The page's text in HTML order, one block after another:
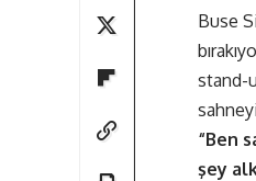
Buse
stand-
“Ben
şey